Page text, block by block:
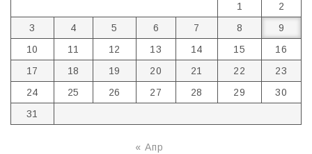
1
2
3
4 5 6 7 8
9
10
11 12 13 14 15
16
17
18 19 20 21 22
23
24
25 26 27 28 29
30
31
« Апр